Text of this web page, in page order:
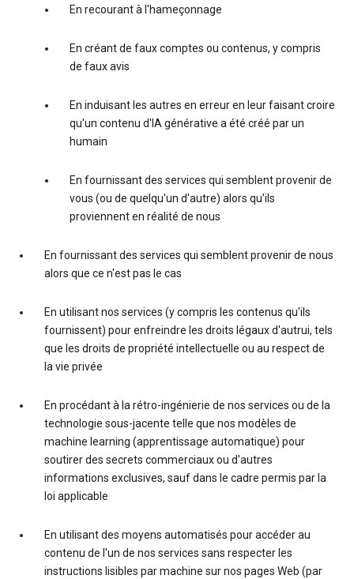
En recourant à l'hameçonnage
En créant de faux comptes ou contenus, y compris
de faux avis
En induisant les autres en erreur en leur faisant croire
qu'un contenu d'IA générative a été créé par un
humain
En fournissant des services qui semblent provenir de
vous (ou de quelqu'un d'autre) alors qu'ils
proviennent en réalité de nous
En fournissant des services qui semblent provenir de nous
alors que ce n'est pas le cas
En utilisant nos services (y compris les contenus qu'ils
fournissent) pour enfreindre les droits légaux d'autrui, tels
que les droits de propriété intellectuelle ou au respect de
la vie privée
En procédant à la rétro-ingénierie de nos services ou de la
technologie sous-jacente telle que nos modèles de
machine learning (apprentissage automatique) pour
soutirer des secrets commerciaux ou d'autres
informations exclusives, sauf dans le cadre permis par la
loi applicable
En utilisant des moyens automatisés pour accéder au
contenu de l'un de nos services sans respecter les
instructions lisibles par machine sur nos pages Web (par